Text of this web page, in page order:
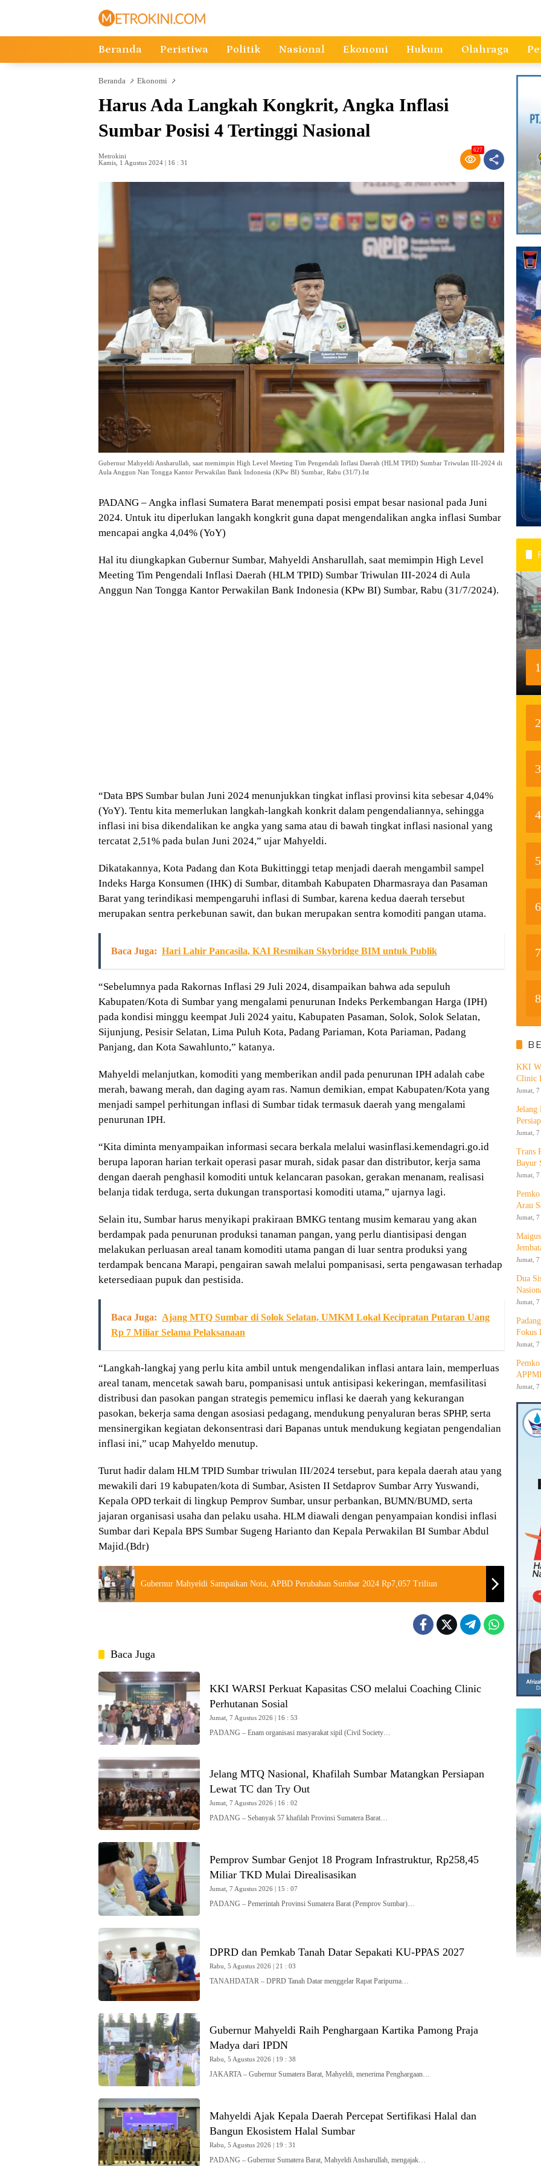
Beranda Peristiwa Politik Nasional Ekonomi Hukum Olahraga
Beranda Ekonomi
Harus Ada Langkah Kongkrit, Angka Inflasi
Sumbar Posisi 4 Tertinggi Nasional
Metrokini
Kamis, 1 Agustus 2024 | 16 : 31
627
Gubernur Mahyeldi Ansharullah, saat memimpin High Level Meeting Tim Pengendali Inflasi Daerah (HLM TPID) Sumbar Triwulan III-2024 di
Aula Anggun Nan Tongga Kantor Perwakilan Bank Indonesia (KPw BI) Sumbar, Rabu (31/7).Ist
PADANG – Angka inflasi Sumatera Barat menempati posisi empat besar nasional pada Juni
2024. Untuk itu diperlukan langakh kongkrit guna dapat mengendalikan angka inflasi Sumbar
mencapai angka 4,04% (YoY)
Hal itu diungkapkan Gubernur Sumbar, Mahyeldi Ansharullah, saat memimpin High Level
Meeting Tim Pengendali Inflasi Daerah (HLM TPID) Sumbar Triwulan III-2024 di Aula
Anggun Nan Tongga Kantor Perwakilan Bank Indonesia (KPw BI) Sumbar, Rabu (31/7/2024).
“Data BPS Sumbar bulan Juni 2024 menunjukkan tingkat inflasi provinsi kita sebesar 4,04%
(YoY). Tentu kita memerlukan langkah-langkah konkrit dalam pengendaliannya, sehingga
inflasi ini bisa dikendalikan ke angka yang sama atau di bawah tingkat inflasi nasional yang
tercatat 2,51% pada bulan Juni 2024,” ujar Mahyeldi.
Dikatakannya, Kota Padang dan Kota Bukittinggi tetap menjadi daerah mengambil sampel
Indeks Harga Konsumen (IHK) di Sumbar, ditambah Kabupaten Dharmasraya dan Pasaman
Barat yang terindikasi mempengaruhi inflasi di Sumbar, karena kedua daerah tersebut
merupakan sentra perkebunan sawit, dan bukan merupakan sentra komoditi pangan utama.
Baca Juga: Hari Lahir Pancasila, KAI Resmikan Skybridge BIM untuk Publik
“Sebelumnya pada Rakornas Inflasi 29 Juli 2024, disampaikan bahwa ada sepuluh
Kabupaten/Kota di Sumbar yang mengalami penurunan Indeks Perkembangan Harga (IPH)
pada kondisi minggu keempat Juli 2024 yaitu, Kabupaten Pasaman, Solok, Solok Selatan,
Sijunjung, Pesisir Selatan, Lima Puluh Kota, Padang Pariaman, Kota Pariaman, Padang
Panjang, dan Kota Sawahlunto,” katanya.
Mahyeldi melanjutkan, komoditi yang memberikan andil pada penurunan IPH adalah cabe
merah, bawang merah, dan daging ayam ras. Namun demikian, empat Kabupaten/Kota yang
menjadi sampel perhitungan inflasi di Sumbar tidak termasuk daerah yang mengalami
penurunan IPH.
“Kita diminta menyampaikan informasi secara berkala melalui wasinflasi.kemendagri.go.id
berupa laporan harian terkait operasi pasar murah, sidak pasar dan distributor, kerja sama
dengan daerah penghasil komoditi untuk kelancaran pasokan, gerakan menanam, realisasi
belanja tidak terduga, serta dukungan transportasi komoditi utama,” ujarnya lagi.
Selain itu, Sumbar harus menyikapi prakiraan BMKG tentang musim kemarau yang akan
berdampak pada penurunan produksi tanaman pangan, yang perlu diantisipasi dengan
melakukan perluasan areal tanam komoditi utama pangan di luar sentra produksi yang
terdampak bencana Marapi, pengairan sawah melalui pompanisasi, serta pengawasan terhadap
ketersediaan pupuk dan pestisida.
Baca Juga: Ajang MTQ Sumbar di Solok Selatan, UMKM Lokal Kecipratan Putaran Uang
Rp 7 Miliar Selama Pelaksanaan
“Langkah-langkaj yang perlu kita ambil untuk mengendalikan inflasi antara lain, memperluas
areal tanam, mencetak sawah baru, pompanisasi untuk antisipasi kekeringan, memfasilitasi
distribusi dan pasokan pangan strategis pememicu inflasi ke daerah yang kekurangan
pasokan, bekerja sama dengan asosiasi pedagang, mendukung penyaluran beras SPHP, serta
mensinergikan kegiatan dekonsentrasi dari Bapanas untuk mendukung kegiatan pengendalian
inflasi ini,” ucap Mahyeldo menutup.
Turut hadir dalam HLM TPID Sumbar triwulan III/2024 tersebut, para kepala daerah atau yang
mewakili dari 19 kabupaten/kota di Sumbar, Asisten II Setdaprov Sumbar Arry Yuswandi,
Kepala OPD terkait di lingkup Pemprov Sumbar, unsur perbankan, BUMN/BUMD, serta
jajaran organisasi usaha dan pelaku usaha. HLM diawali dengan penyampaian kondisi inflasi
Sumbar dari Kepala BPS Sumbar Sugeng Harianto dan Kepala Perwakilan BI Sumbar Abdul
Majid.(Bdr)
Gubernur Mahyeldi Sampaikan Nota, APBD Perubahan Sumbar 2024 Rp7,057 Triliun
Baca Juga
KKI WARSI Perkuat Kapasitas CSO melalui Coaching Clinic
Perhutanan Sosial
Jumat, 7 Agustus 2026 | 16 : 53
PADANG – Enam organisasi masyarakat sipil (Civil Society…
Jelang MTQ Nasional, Khafilah Sumbar Matangkan Persiapan
Lewat TC dan Try Out
Jumat, 7 Agustus 2026 | 16 : 02
PADANG – Sebanyak 57 khafilah Provinsi Sumatera Barat…
Pemprov Sumbar Genjot 18 Program Infrastruktur, Rp258,45
Miliar TKD Mulai Direalisasikan
Jumat, 7 Agustus 2026 | 15 : 07
PADANG – Pemerintah Provinsi Sumatera Barat (Pemprov Sumbar)…
DPRD dan Pemkab Tanah Datar Sepakati KU-PPAS 2027
Rabu, 5 Agustus 2026 | 21 : 03
TANAHDATAR – DPRD Tanah Datar menggelar Rapat Paripurna…
Gubernur Mahyeldi Raih Penghargaan Kartika Pamong Praja
Madya dari IPDN
Rabu, 5 Agustus 2026 | 19 : 38
JAKARTA – Gubernur Sumatera Barat, Mahyeldi, menerima Penghargaan…
Mahyeldi Ajak Kepala Daerah Percepat Sertifikasi Halal dan
Bangun Ekosistem Halal Sumbar
Rabu, 5 Agustus 2026 | 19 : 31
PADANG – Gubernur Sumatera Barat, Mahyeldi Ansharullah, mengajak…
1
2
3
4
5
6
7
8
KKI
Clinic
Jumat,
Jelang
Jumat,
Trans
Bayur
Jumat,
Arau
Jumat,
Jumat,
Dua
Jumat,
Fokus
Jumat,
Jumat,